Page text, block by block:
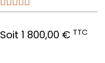
Soit 1 800,00 € TTC